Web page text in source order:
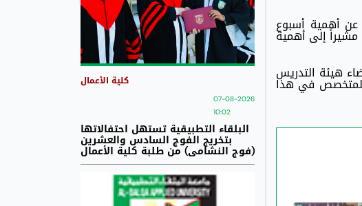
عن أهمية أسبوع
إلى أهمية
هيئة التدريس
في هذا كلية الأعمال
07-08-2026
10:02
البلقاء التطبيقية تستهل احتفالاتها
بتخريج الفوج السادس والعشرين
(فوج النشامى) من طلبة كلية الأعمال